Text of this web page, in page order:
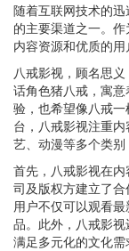
随着互联网技术的
的主要渠道之一。
内容资源和优质的用
八戒影视，顾名思
话角色猪八戒，寓
验，也希望像八戒
台，八戒影视注重
艺、动漫等多个类别
首先，八戒影视在
司及版权方建立了合
用户不仅可以观看
品。此外，八戒影
满足多元化的文化需